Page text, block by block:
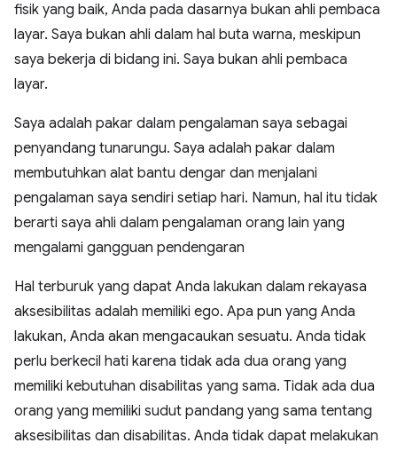
fisik yang baik, Anda pada dasarnya bukan ahli pembaca
layar. Saya bukan ahli dalam hal buta warna, meskipun
saya bekerja di bidang ini. Saya bukan ahli pembaca
layar.
Saya adalah pakar dalam pengalaman saya sebagai
penyandang tunarungu. Saya adalah pakar dalam
membutuhkan alat bantu dengar dan menjalani
pengalaman saya sendiri setiap hari. Namun, hal itu tidak
berarti saya ahli dalam pengalaman orang lain yang
mengalami gangguan pendengaran
Hal terburuk yang dapat Anda lakukan dalam rekayasa
aksesibilitas adalah memiliki ego. Apa pun yang Anda
lakukan, Anda akan mengacaukan sesuatu. Anda tidak
perlu berkecil hati karena tidak ada dua orang yang
memiliki kebutuhan disabilitas yang sama. Tidak ada dua
orang yang memiliki sudut pandang yang sama tentang
aksesibilitas dan disabilitas. Anda tidak dapat melakukan